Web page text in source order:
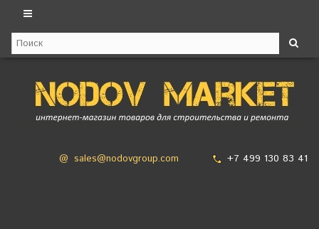
@ sales@nodovgroup.com +7 499 130 83 41